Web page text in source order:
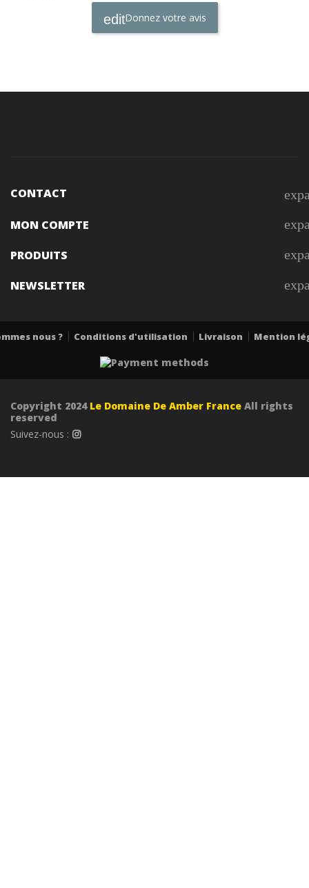
Donnez votre avis
CONTACT
MON COMPTE
PRODUITS
NEWSLETTER
nous ? Conditions d'utilisation Livraison Mention
Copyright 2024 Le Domaine De Amber France All rights
reserved
Suivez-nous :